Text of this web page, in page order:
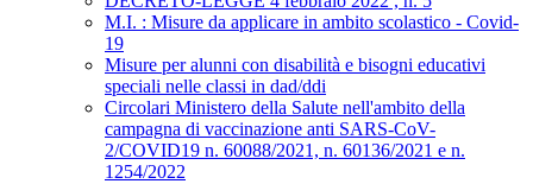
M.I. : Misure da applicare in ambito scolastico - Covid-
19
Misure per alunni con disabilità e bisogni educativi
speciali nelle classi in dad/ddi
Circolari Ministero della Salute nell'ambito della
campagna di vaccinazione anti SARS-CoV-
2/COVID19 n. 60088/2021, n. 60136/2021 e n.
1254/2022